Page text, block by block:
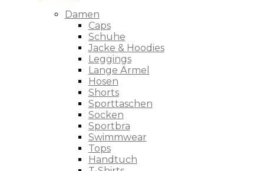
Damen
Caps
Schuhe
Jacke & Hoodies
Leggings
Lange Ärmel
Hosen
Shorts
Sporttaschen
Socken
Sportbra
Swimmwear
Tops
Handtuch